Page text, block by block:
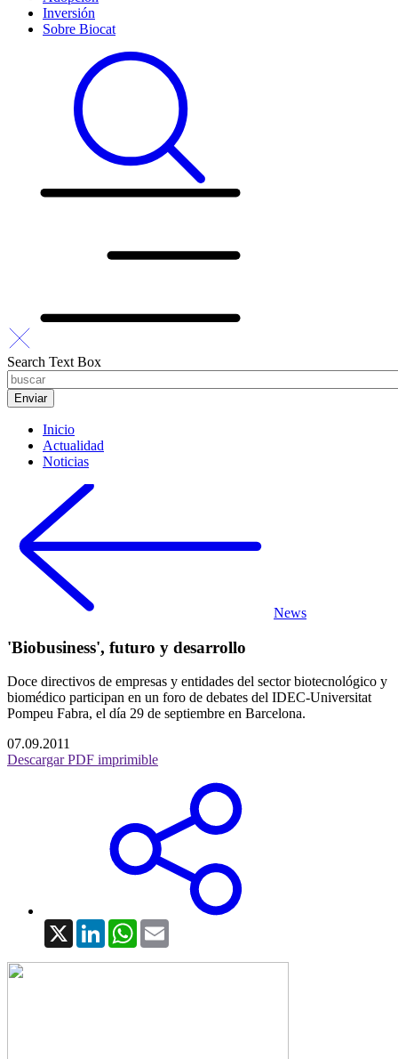
Inversión
Sobre Biocat
Search Text Box
Inicio
Actualidad
Noticias
News
'Biobusiness', futuro y desarrollo
Doce directivos de empresas y entidades del sector biotecnológico y
biomédico participan en un foro de debates del IDEC-Universitat
Pompeu Fabra, el día 29 de septiembre en Barcelona.
07.09.2011
Descargar PDF imprimible
X LinkedInWhatsApp